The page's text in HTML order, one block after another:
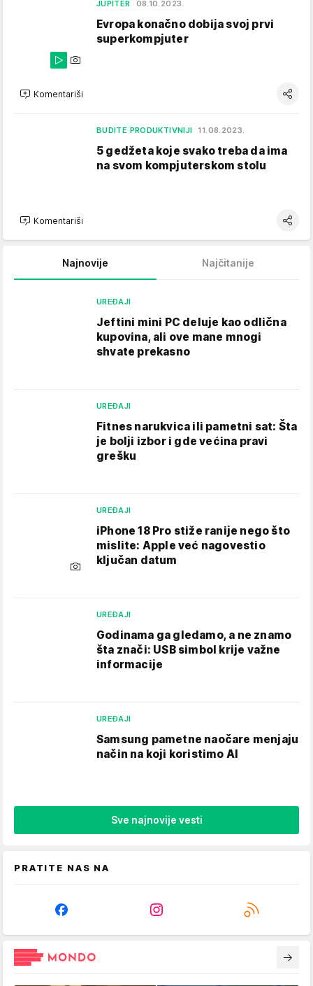
JUPITER 08.10.2023.
Evropa konačno dobija svoj prvi
superkompjuter
Komentariši
BUDITE PRODUKTIVNIJI 11.08.2023.
5 gedžeta koje svako treba da ima
na svom kompjuterskom stolu
Komentariši
Najnovije Najčitanije
UREĐAJI
Jeftini mini PC deluje kao odlična
kupovina, ali ove mane mnogi
shvate prekasno
UREĐAJI
Fitnes narukvica ili pametni sat: Šta
je bolji izbor i gde većina pravi
grešku
UREĐAJI
iPhone 18 Pro stiže ranije nego što
mislite: Apple već nagovestio
ključan datum
UREĐAJI
Godinama ga gledamo, a ne znamo
šta znači: USB simbol krije važne
informacije
UREĐAJI
Samsung pametne naočare menjaju
način na koji koristimo AI
Sve najnovije vesti
PRATITE NAS NA